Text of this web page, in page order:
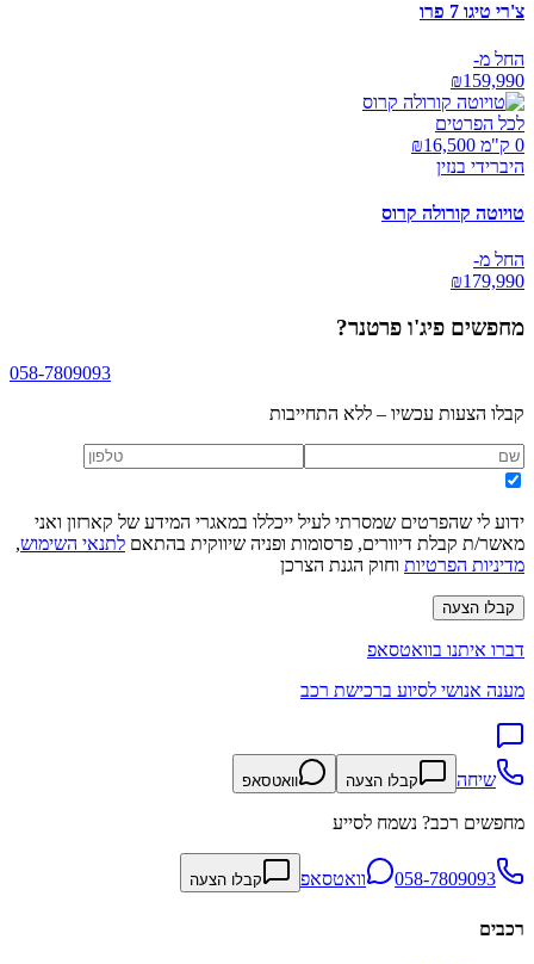
צ'רי טיגו 7 פרו
החל מ-
₪159,990
לכל הפרטים
0 ק"מ ₪
16,500
היברידי בנזין
טויוטה קורולה קרוס
החל מ-
₪179,990
מחפשים פיג'ו פרטנר?
058-7809093
קבלו הצעות עכשיו – ללא התחייבות
ידוע לי שהפרטים שמסרתי לעיל ייכללו במאגרי המידע של קארזון ואני
מאשר/ת קבלת דיוורים, פרסומות ופניה שיווקית בהתאם לתנאי השימוש,
מדיניות הפרטיות וחוק הגנת הצרכן
קבלו הצעה
דברו איתנו בוואטסאפ
מענה אנושי לסיוע ברכישת רכב
שיחה קבלו הצעה וואטסאפ
מחפשים רכב? נשמח לסייע
058-7809093 וואטסאפ קבלו הצעה
רכבים